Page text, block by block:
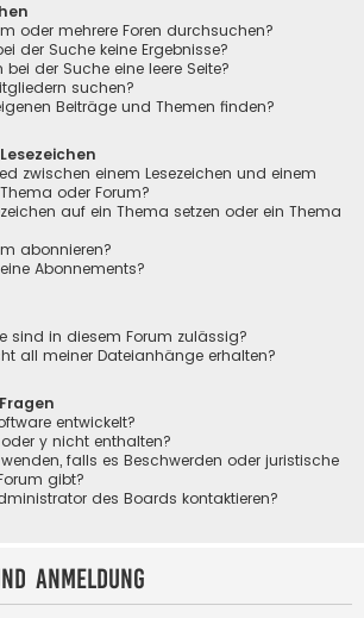
oder mehrere Foren durchsuchen?
der Suche keine Ergebnisse?
der Suche eine leere Seite?
suchen?
Beiträge und Themen finden?
zwischen einem Lesezeichen und einem
oder Forum?
auf ein Thema setzen oder ein Thema
abonnieren?
Abonnements?
sind in diesem Forum zulässig?
all meiner Dateianhänge erhalten?
entwickelt?
y nicht enthalten?
falls es Beschwerden oder juristische
gibt?
des Boards kontaktieren?
Anmeldung